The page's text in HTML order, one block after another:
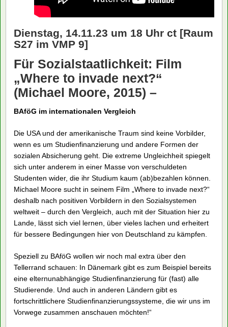
Dienstag, 14.11.23 um 18 Uhr ct [Raum
S27 im VMP 9]
Für Sozialstaatlichkeit: Film
„Where to invade next?“
(Michael Moore, 2015) –
BAföG im internationalen Vergleich
Die USA und der amerikanische Traum sind keine Vorbilder,
wenn es um Studienfinanzierung und andere Formen der
sozialen Absicherung geht. Die extreme Ungleichheit spiegelt
sich unter anderem in einer Masse von verschuldeten
Studenten wider, die ihr Studium kaum (ab)bezahlen können.
Michael Moore sucht in seinem Film „Where to invade next?“
deshalb nach positiven Vorbildern in den Sozialsystemen
weltweit – durch den Vergleich, auch mit der Situation hier zu
Lande, lässt sich viel lernen, über vieles lachen und erheitert
für bessere Bedingungen hier von Deutschland zu kämpfen.
Speziell zu BAföG wollen wir noch mal extra über den
Tellerrand schauen: In Dänemark gibt es zum Beispiel bereits
eine elternunabhängige Studienfinanzierung für (fast) alle
Studierende. Und auch in anderen Ländern gibt es
fortschrittlichere Studienfinanzierungssysteme, die wir uns im
Vorwege zusammen anschauen möchten!“